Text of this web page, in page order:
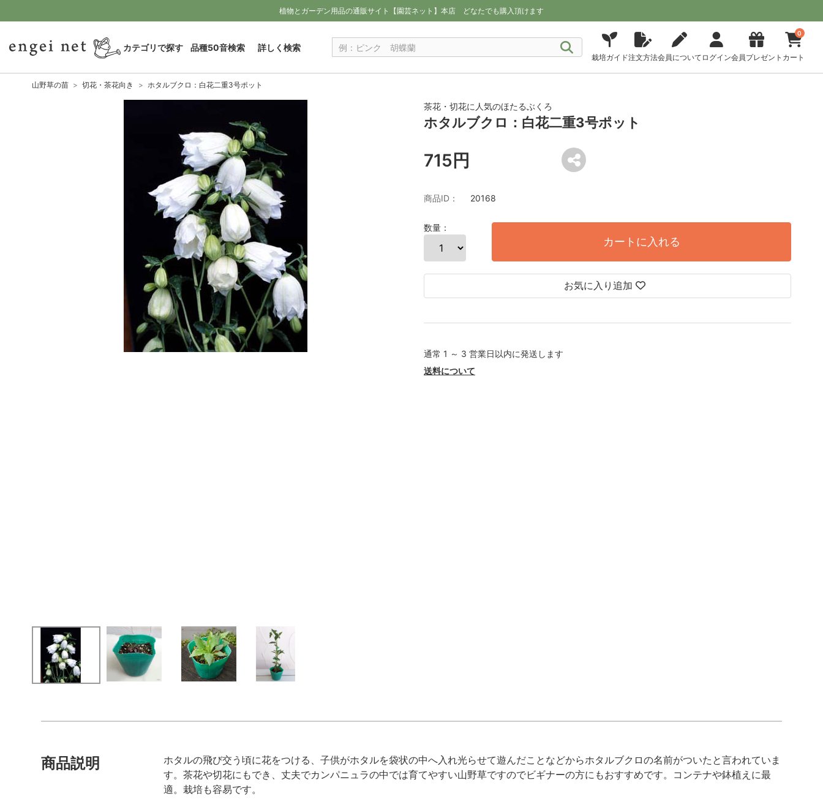
植物とガーデン用品の通販サイト【園芸ネット】本店 どなたでも購入頂けます
カテゴリで探す 品種50音検索 詳しく検索
栽培ガイド注文方法会員について ログイン会員プレゼント
0
カート
山野草の苗 切花・茶花向き ホタルブクロ：白花二重3号ポット
茶花・切花に人気のほたるぶくろ
ホタルブクロ：白花二重3号ポット
715円
商品ID： 20168
数量：
カートに入れる
お気に入り追加
通常 1 ～ 3 営業日以内に発送します
送料について
商品説明
ホタルの飛び交う頃に花をつける、子供がホタルを袋状の中へ入れ光らせて遊んだことなどからホタルブクロの名前がついたと言われていま
す。茶花や切花にもでき、丈夫でカンパニュラの中では育てやすい山野草ですのでビギナーの方にもおすすめです。コンテナや鉢植えに最
適。栽培も容易です。